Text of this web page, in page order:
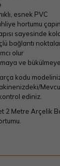
esnek PVC
hortumu
sayesinde
bağlantı
olur
ve
kodu
ediniz.
2 Metre Arçelik